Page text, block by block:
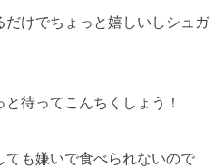
だけでちょっと嬉しいしシュガ
待ってこんちくしょう！
も嫌いで食べられないので